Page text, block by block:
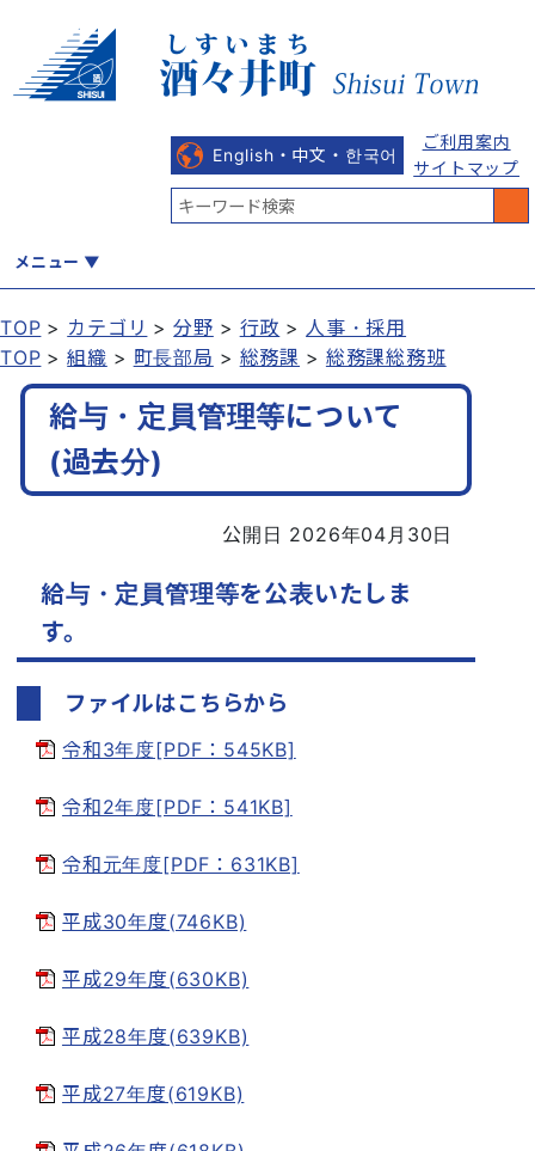
English・中文・한국어
ご利用案内
サイトマップ
メニュー
くらし 健康・福祉 教育・文化 観光・魅力 産業・しごと
行政
TOP カテゴリ 分野 行政
人事・採用
TOP
組織 町長部局 総務課 総務課総務班
給与・定員管理等について
(過去分)
公開日 2026年04月30日
給与・定員管理等を公表いたしま
す。
ファイルはこちらから
令和3年度[PDF：545KB]
令和2年度[PDF：541KB]
令和元年度[PDF：631KB]
平成30年度(746KB)
平成29年度(630KB)
平成28年度(639KB)
平成27年度(619KB)